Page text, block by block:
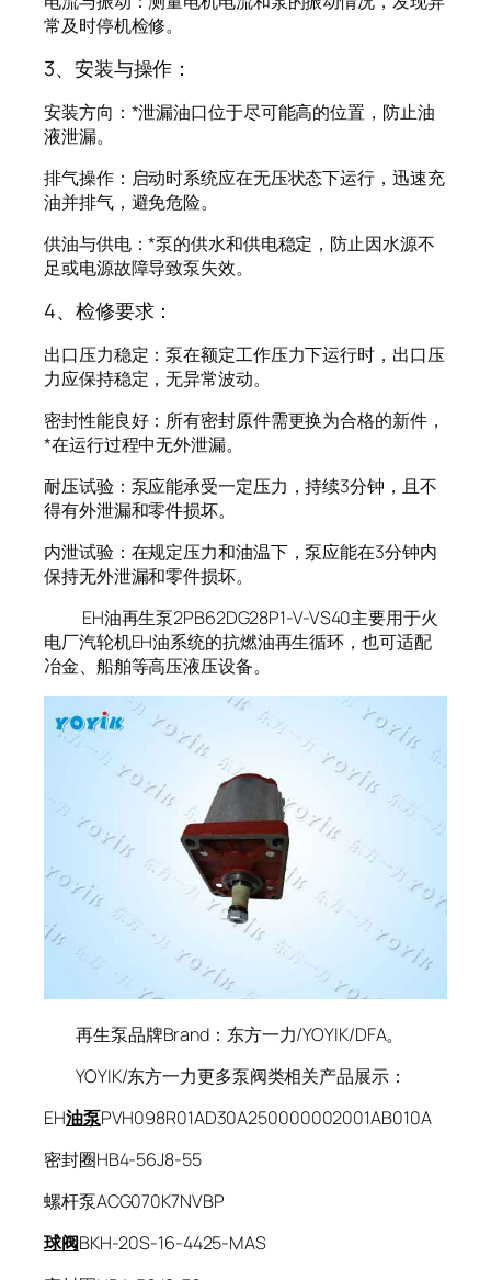
常及时停机检修。
3、安装与操作：
安装方向：*泄漏油口位于尽可能高的位置，防止油
液泄漏。
排气操作：启动时系统应在无压状态下运行，迅速充
油并排气，避免危险。
供油与供电：*泵的供水和供电稳定，防止因水源不
足或电源故障导致泵失效。
4、检修要求：
出口压力稳定：泵在额定工作压力下运行时，出口压
力应保持稳定，无异常波动。
密封性能良好：所有密封原件需更换为合格的新件，
*在运行过程中无外泄漏。
耐压试验：泵应能承受一定压力，持续3分钟，且不
得有外泄漏和零件损坏。
内泄试验：在规定压力和油温下，泵应能在3分钟内
保持无外泄漏和零件损坏。
EH油再生泵2PB62DG28P1-V-VS40主要用于火
电厂汽轮机EH油系统的抗燃油再生循环，也可适配
冶金、船舶等高压液压设备。
再生泵品牌Brand：东方一力/YOYIK/DFA。
YOYIK/东方一力更多泵阀类相关产品展示：
EH油泵PVH098R01AD30A250000002001AB010A
密封圈HB4-56J8-55
螺杆泵ACG070K7NVBP
球阀BKH-20S-16-4425-MAS